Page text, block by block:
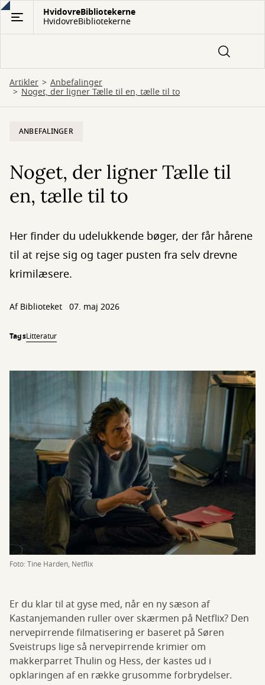
Gå
hovedindhold
HvidovreBibliotekerne
HvidovreBibliotekerne
Artikler Anbefalinger
Noget, der ligner Tælle til en, tælle til to
ANBEFALINGER
Noget, der ligner Tælle til
en, tælle til to
Her finder du udelukkende bøger, der får hårene
til at rejse sig og tager pusten fra selv drevne
krimilæsere.
Af Biblioteket 07. maj 2026
TagsLitteratur
Foto: Tine Harden, Netflix
Er du klar til at gyse med, når en ny sæson af
Kastanjemanden ruller over skærmen på Netflix? Den
nervepirrende filmatisering er baseret på Søren
Sveistrups lige så nervepirrende krimier om
makkerparret Thulin og Hess, der kastes ud i
opklaringen af en række grusomme forbrydelser.